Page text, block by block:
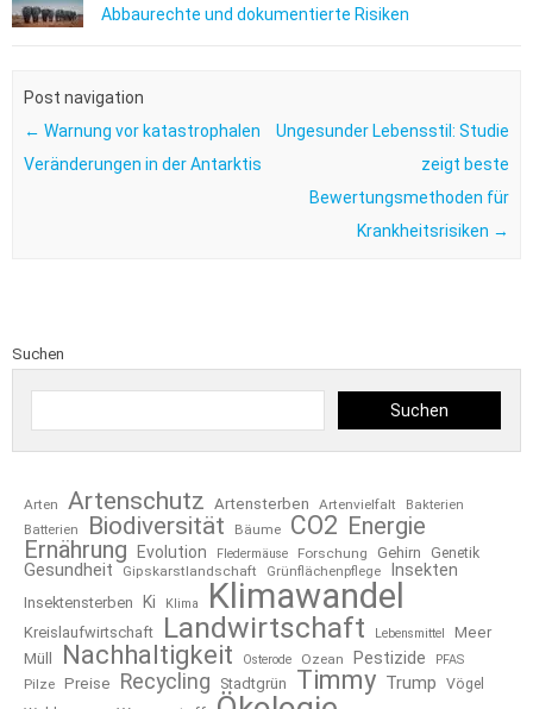
Abbaurechte und dokumentierte Risiken
Post navigation
← Warnung vor katastrophalen
Veränderungen in der Antarktis
Ungesunder Lebensstil: Studie
zeigt beste
Bewertungsmethoden für
Krankheitsrisiken →
Suchen
Suchen
Arten Artenschutz Artensterben Artenvielfalt
Bakterien
Batterien
Biodiversität Bäume CO2 Energie
Ernährung
Evolution Fledermäuse Forschung Gehirn Genetik
Gesundheit Gipskarstlandschaft Grünflächenpflege Insekten
Insektensterben Ki Klima Klimawandel
Kreislaufwirtschaft Landwirtschaft Lebensmittel
Meer
Müll
Nachhaltigkeit Osterode Ozean Pestizide PFAS
Pilze Preise Recycling Stadtgrün Timmy Trump
Vögel